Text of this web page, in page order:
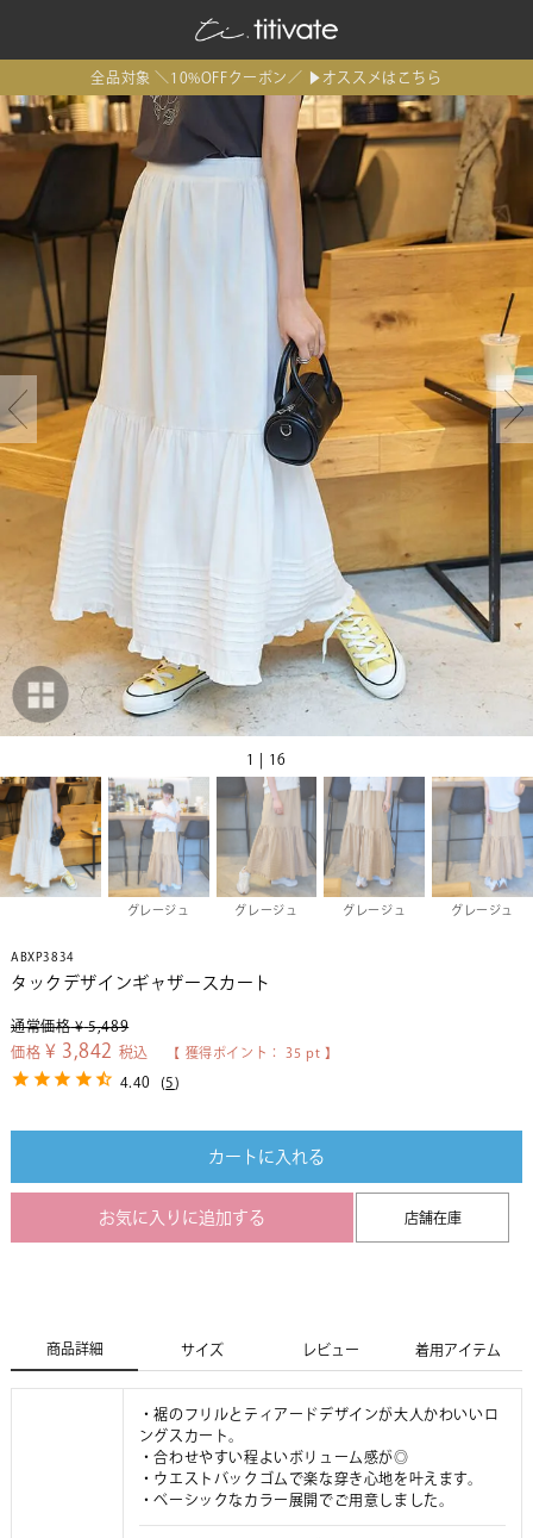
全品対象 ＼10%OFFクーポン／ ▶オススメはこちら
1 | 16
グレージュ グレージュ グレージュ グレージュ
ABXP3834
タックデザインギャザースカート
通常価格 ¥ 5,489
価格 ¥ 3,842 税込 【 獲得ポイント： 35 pt 】
4.40 (5)
カートに入れる
お気に入りに追加する 店舗在庫
商品詳細 サイズ レビュー 着用アイテム
・裾のフリルとティアードデザインが大人かわいいロ
ングスカート。
・合わせやすい程よいボリューム感が◎
・ウエストバックゴムで楽な穿き心地を叶えます。
・ベーシックなカラー展開でご用意しました。